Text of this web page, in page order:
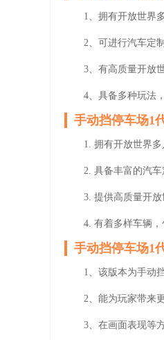
1、拥有开放世界
2、可进行汽车定
3、有高质量开放
4、具备多种玩法
手动挡停车场1
1. 拥有开放世界
2. 具备丰富的汽
3. 提供高质量开
4. 有着多样车辆
手动挡停车场1
1、该版本为手动
2、能为玩家带来
3、在画面表现等